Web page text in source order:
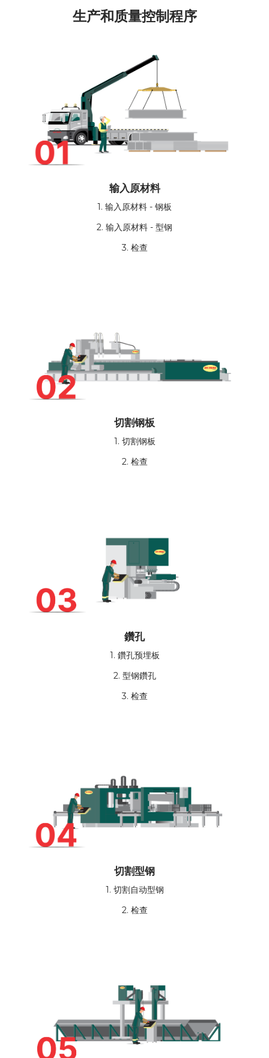
生产和质量控制程序
输入原材料
1. 输入原材料 - 钢板
2. 输入原材料 - 型钢
3. 检查
切割钢板
1. 切割钢板
2. 检查
鑽孔
1. 鑽孔预埋板
2. 型钢鑽孔
3. 检查
切割型钢
1. 切割自动型钢
2. 检查